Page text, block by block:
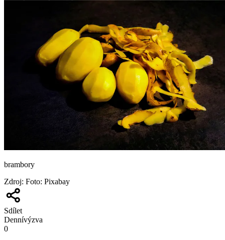
brambory
Zdroj: Foto: Pixabay
Sdílet
Dennívýzva
0